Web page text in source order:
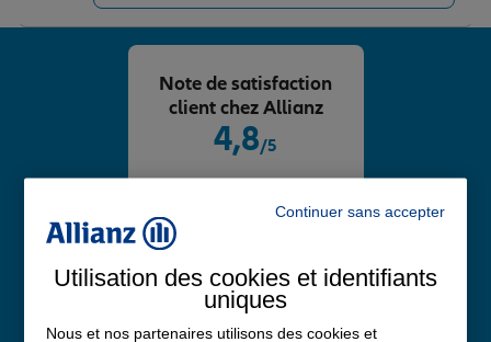
4,8/5
Note de satisfaction
client chez Allianz
Continuer sans accepter
Utilisation des cookies et identifiants
uniques
Nous et nos partenaires utilisons des cookies et